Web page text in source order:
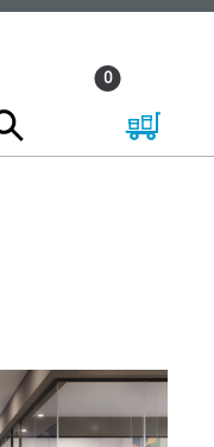
0